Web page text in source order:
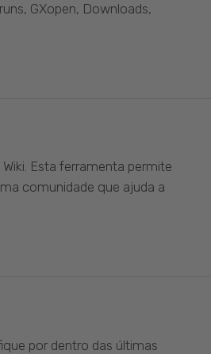
Esta ferramenta permite
comunidade que ajuda a
GXopen, Downloads,
por dentro das últimas